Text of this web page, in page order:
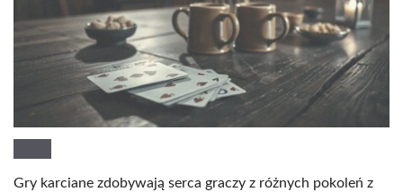
Gry karciane zdobywają serca graczy z różnych pokoleń z